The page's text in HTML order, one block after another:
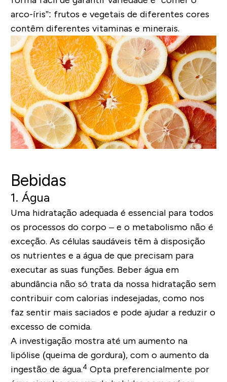
arco-íris”: frutos e vegetais de diferentes cores
contêm diferentes vitaminas e minerais.
Bebidas
1. Água
Uma hidratação adequada é essencial para todos
os processos do corpo – e o metabolismo não é
exceção. As células saudáveis têm à disposição
os nutrientes e a água de que precisam para
executar as suas funções. Beber água em
abundância não só trata da nossa hidratação sem
contribuir com calorias indesejadas, como nos
faz sentir mais saciados e pode ajudar a reduzir o
excesso de comida.
A investigação mostra até um aumento na
lipólise (queima de gordura), com o aumento da
ingestão de água.4 Opta preferencialmente por